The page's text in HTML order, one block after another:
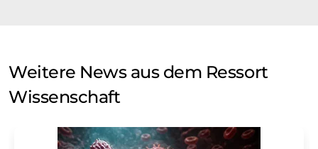
Weitere News aus dem Ressort
Wissenschaft